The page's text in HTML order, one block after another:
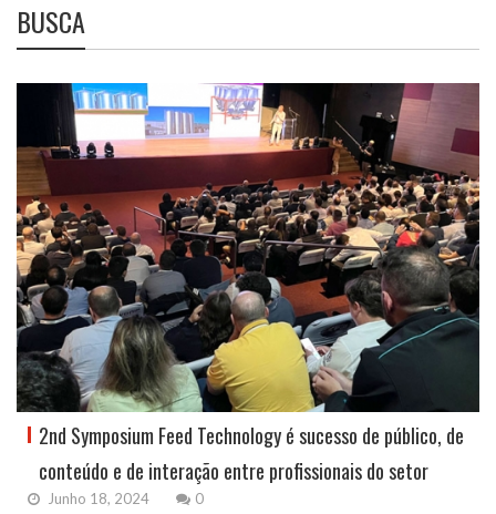
BUSCA
2nd Symposium Feed Technology é sucesso de público, de
conteúdo e de interação entre profissionais do setor
Junho 18, 2024 0